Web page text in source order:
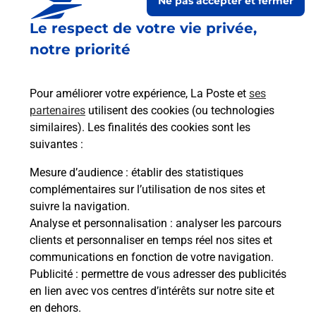
Le respect de votre vie privée,
notre priorité
Pour améliorer votre expérience, La Poste et ses
partenaires utilisent des cookies (ou technologies
similaires). Les finalités des cookies sont les
suivantes :
Mesure d’audience : établir des statistiques
complémentaires sur l’utilisation de nos sites et
suivre la navigation.
Analyse et personnalisation : analyser les parcours
clients et personnaliser en temps réel nos sites et
communications en fonction de votre navigation.
Publicité : permettre de vous adresser des publicités
en lien avec vos centres d’intérêts sur notre site et
en dehors.
Prochaine collecte du courrierlundià 09h00
Le Village
65130 Bulan
Itinéraire
Le lien s'ouvre dans un nouvel onglet